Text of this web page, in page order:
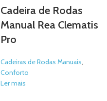
Cadeira de Rodas
Manual Rea Clematis
Pro
Cadeiras de Rodas Manuais,
Conforto
Ler mais